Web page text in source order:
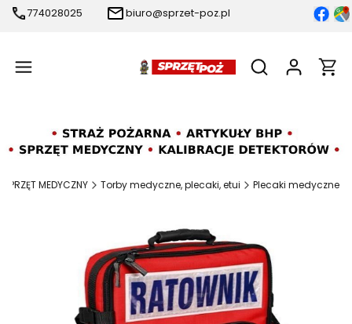
774028025 biuro@sprzet-poz.pl
Otwórz
SPRZĘT MEDYCZNY Torby medyczne, plecaki, etui Plecaki medyczne